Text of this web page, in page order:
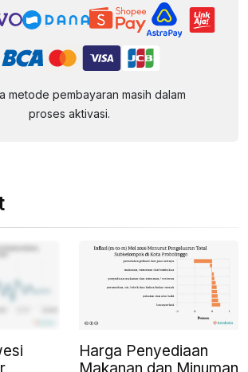
metode pembayaran masih dalam
proses aktivasi.
Harga Penyediaan